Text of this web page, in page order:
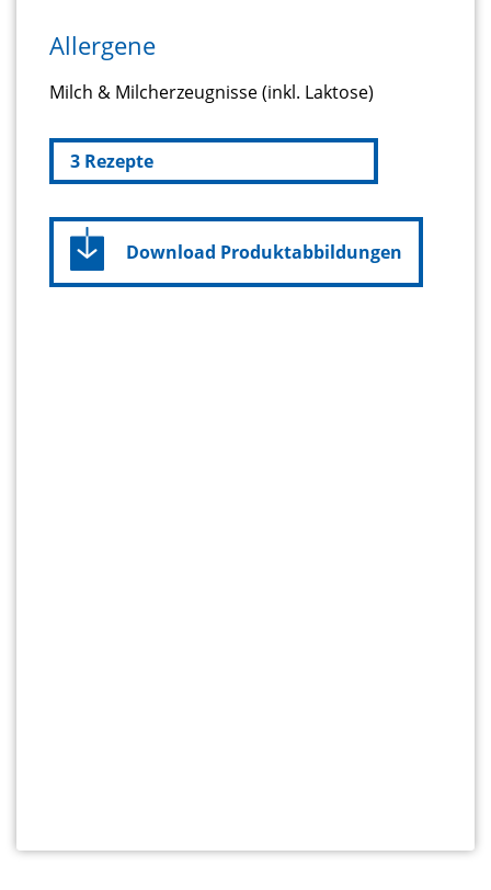
Allergene
Milch & Milcherzeugnisse (inkl. Laktose)
3 Rezepte
Download Produktabbildungen